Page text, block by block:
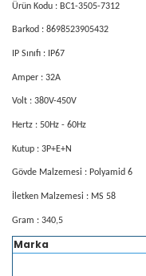
Ürün Kodu : BC1-3505-7312
Barkod : 8698523905432
IP Sınıfı : IP67
Amper : 32A
Volt : 380V-450V
Hertz : 50Hz - 60Hz
Kutup : 3P+E+N
Gövde Malzemesi : Polyamid 6
İletken Malzemesi : MS 58
Gram : 340,5
Marka